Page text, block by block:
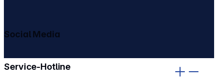
Service-Hotline
Social Media